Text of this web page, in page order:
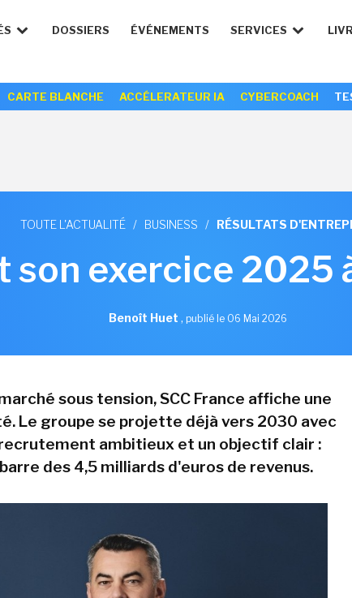
DOSSIERS ÉVÉNEMENTS SERVICES
CARTE BLANCHE ACCÉLERATEUR IA CYBERCOACH
TOUTE L'ACTUALITÉ / BUSINESS / RÉSULTATS
son exercice 2025
Benoît Huet , publié le 06 Mai 2026
sous tension, SCC France affiche une
Le groupe se projette déjà vers 2030 avec
recrutement ambitieux et un objectif clair :
des 4,5 milliards d'euros de revenus.